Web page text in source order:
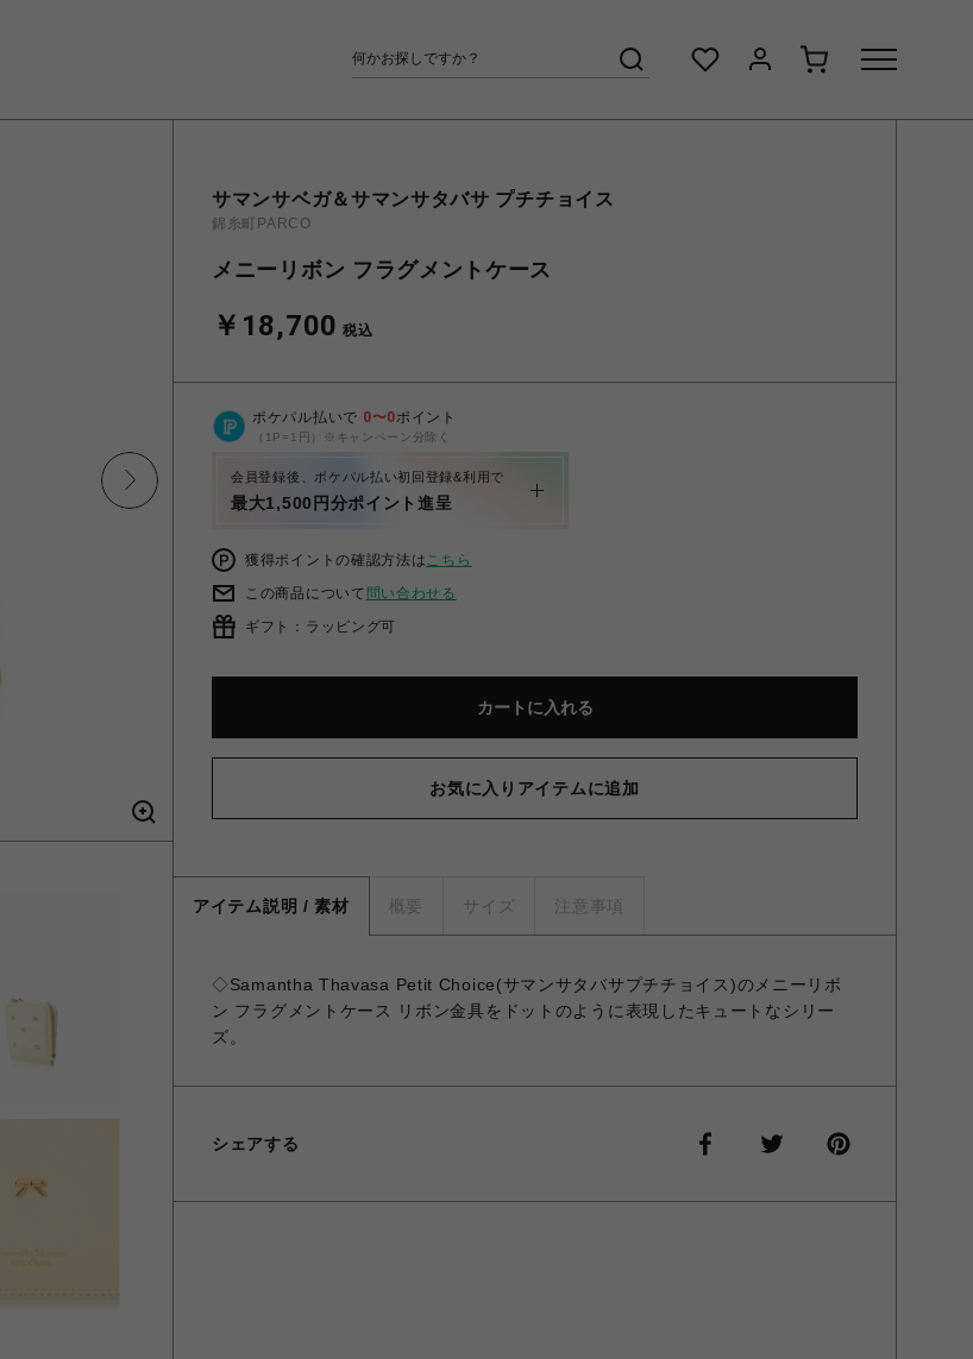
サマンサベガ＆サマンサタバサ プチチョイス
錦糸町PARCO
メニーリボン フラグメントケース
￥18,700 税込
ポケパル払いで 0〜0ポイント
（1P=1円）※キャンペーン分除く
会員登録後、ポケパル払い初回登録&利用で
最大1,500円分ポイント進呈
獲得ポイントの確認方法はこちら
この商品について 問い合わせる
ギフト：ラッピング可
カートに入れる
お気に入りアイテムに追加
アイテム説明 / 素材 概要 サイズ 注意事項
◇Samantha Thavasa Petit Choice(サマンサタバサプチチョイス)のメニーリボ
ン フラグメントケース リボン金具をドットのように表現したキュートなシリー
ズ。
シェアする